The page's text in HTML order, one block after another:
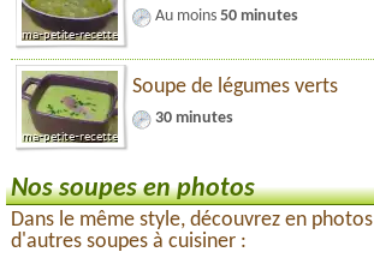
Au moins 50 minutes
Soupe de légumes verts
30 minutes
Nos soupes en photos
Dans le même style, découvrez en photos
d'autres soupes à cuisiner :